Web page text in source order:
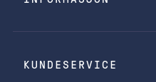
KUNDESERVICE